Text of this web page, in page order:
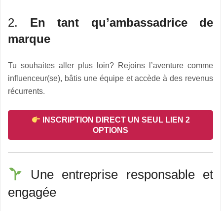
2. En tant qu’ambassadrice de
marque
Tu souhaites aller plus loin? Rejoins l’aventure comme
influenceur(se), bâtis une équipe et accède à des revenus
récurrents.
INSCRIPTION DIRECT UN SEUL LIEN 2
OPTIONS
Une entreprise responsable et
engagée